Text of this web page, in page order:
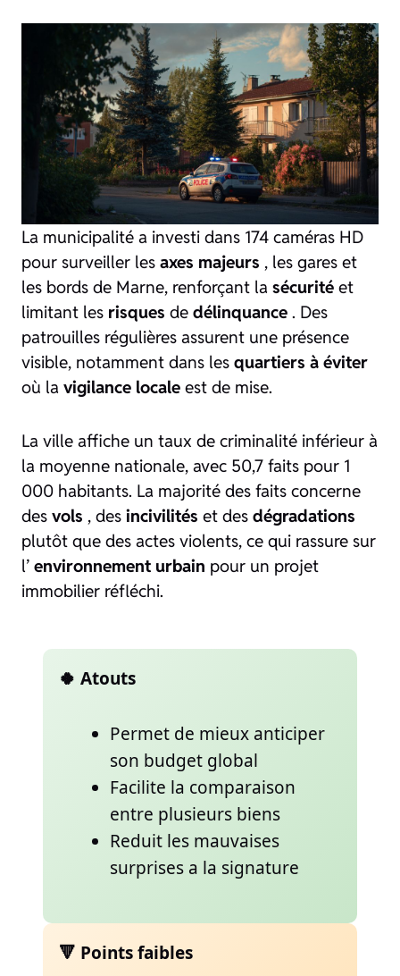
La municipalité a investi dans 174 caméras HD
pour surveiller les axes majeurs , les gares et
les bords de Marne, renforçant la sécurité et
limitant les risques de délinquance . Des
patrouilles régulières assurent une présence
visible, notamment dans les quartiers à éviter
où la vigilance locale est de mise.
La ville affiche un taux de criminalité inférieur à
la moyenne nationale, avec 50,7 faits pour 1
000 habitants. La majorité des faits concerne
des vols , des incivilités et des dégradations
plutôt que des actes violents, ce qui rassure sur
l’ environnement urbain pour un projet
immobilier réfléchi.
🍀 Atouts
Permet de mieux anticiper
son budget global
Facilite la comparaison
entre plusieurs biens
Reduit les mauvaises
surprises a la signature
🔻 Points faibles